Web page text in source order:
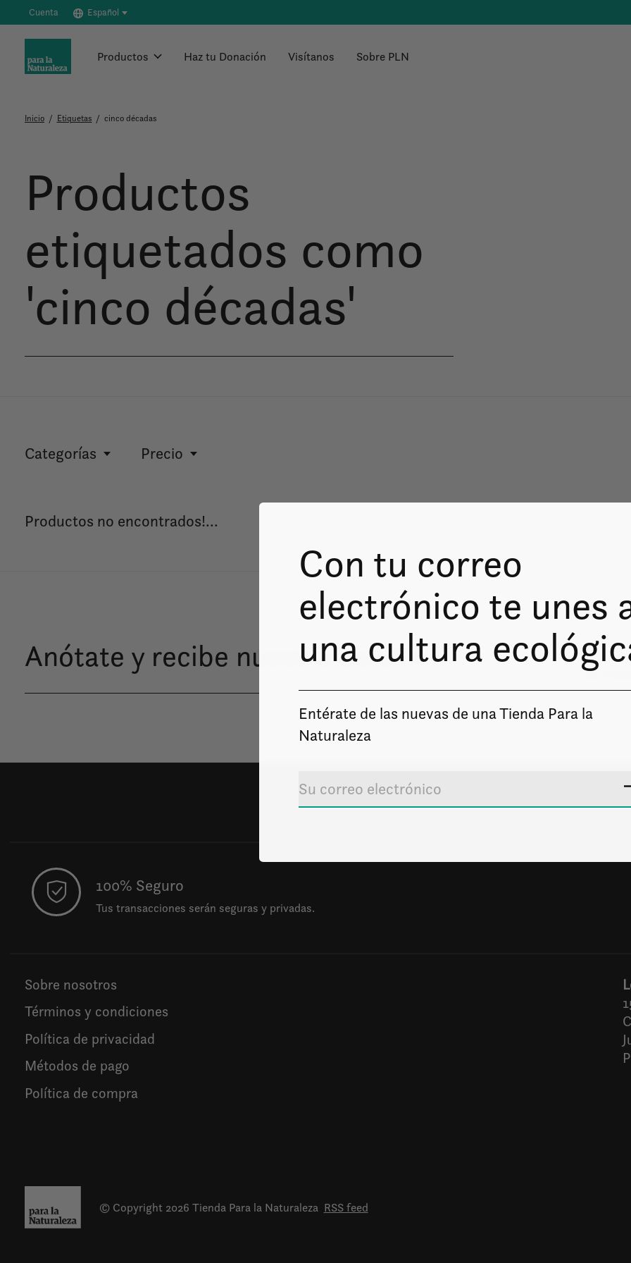
Cuenta Español
Productos Haz tu Donación Visítanos Sobre PLN
Inicio / Etiquetas / cinco décadas
Productos
etiquetados como
'cinco décadas'
Categorías Precio
Productos no encontrados!...
Anótate y recibe nuestro boletín
Solo
100% Seguro
Tus transacciones serán seguras y privadas.
Sobre nosotros
Términos y condiciones
Política de privacidad
Métodos de pago
Política de compra
© Copyright 2026 Tienda Para la Naturaleza RSS feed
Con tu correo
electrónico te unes
una cultura
Entérate de las nuevas de una Tienda Para la
Naturaleza